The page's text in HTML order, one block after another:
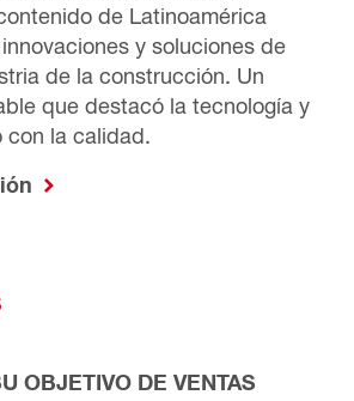
de Latinoamérica
y soluciones de
de la construcción. Un
que destacó la tecnología y
con la calidad.
OBJETIVO DE VENTAS